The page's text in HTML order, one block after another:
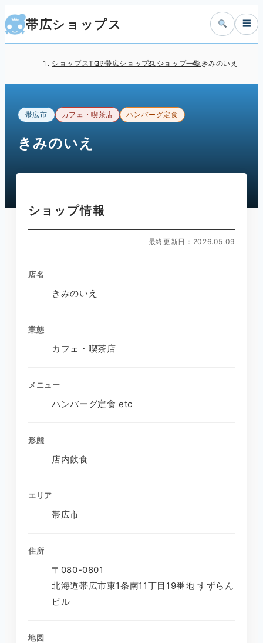
帯広ショップス ☰
ショップスTOP帯広ショップス ショップ一覧きみのいえ
帯広市 カフェ・喫茶店 ハンバーグ定食
きみのいえ
ショップ情報
最終更新日：2026.05.09
店名
きみのいえ
業態
カフェ・喫茶店
メニュー
ハンバーグ定食 etc
形態
店内飲食
エリア
帯広市
住所
〒080-0801
北海道帯広市東1条南11丁目19番地 すずらん
ビル
地図